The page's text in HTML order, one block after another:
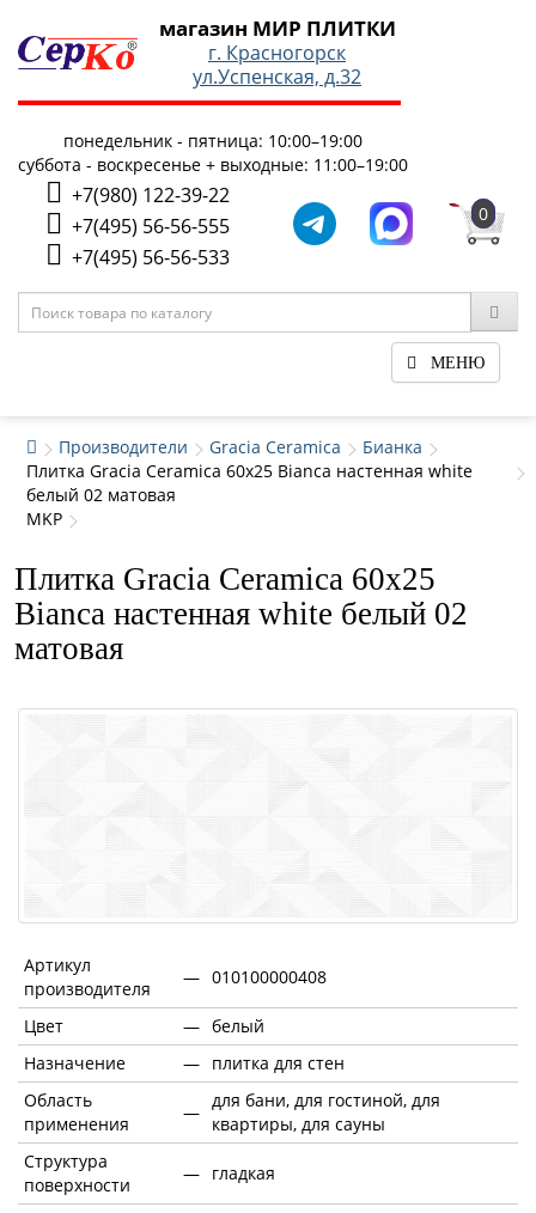
магазин МИР ПЛИТКИ
г. Красногорск
ул.Успенская, д.32
понедельник - пятница: 10:00–19:00
суббота - воскресенье + выходные: 11:00–19:00
+7(980) 122-39-22
+7(495) 56-56-555
+7(495) 56-56-533
0
МЕНЮ
Производители Gracia Ceramica
Бианка
Плитка Gracia Ceramica 60x25 Bianca настенная white
белый 02 матовая
MKP
Плитка Gracia Ceramica 60x25
Bianca настенная white белый 02
матовая
Артикул
производителя
— 010100000408
Цвет — белый
Назначение
— плитка для стен
Область
применения
—
для бани, для гостиной, для
квартиры, для сауны
Структура
поверхности
— гладкая